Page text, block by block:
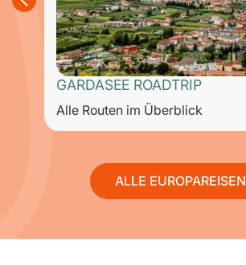
GARDASEE ROADTRIP
Alle Routen im Überblick
ALLE EUROPAREISEN